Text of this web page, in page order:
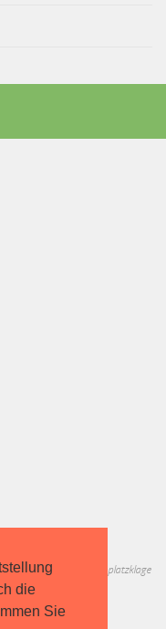
die
Sie
Chancen der Studienplatzklage